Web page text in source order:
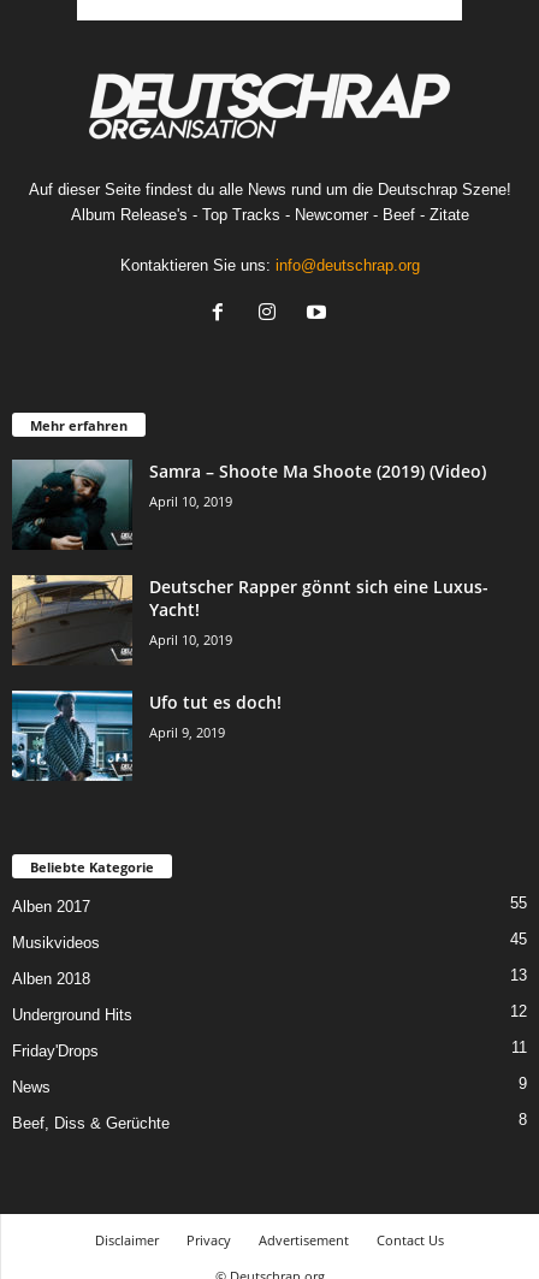
Auf dieser Seite findest du alle News rund um die Deutschrap Szene!
Album Release's - Top Tracks - Newcomer - Beef - Zitate
Kontaktieren Sie uns: info@deutschrap.org
Mehr erfahren
Samra – Shoote Ma Shoote (2019) (Video)
April 10, 2019
Deutscher Rapper gönnt sich eine Luxus-
Yacht!
April 10, 2019
Ufo tut es doch!
April 9, 2019
Beliebte Kategorie
Alben 2017 55
Musikvideos 45
Alben 2018 13
Underground Hits 12
Friday'Drops 11
News 9
Beef, Diss & Gerüchte 8
Disclaimer Privacy Advertisement
Contact Us